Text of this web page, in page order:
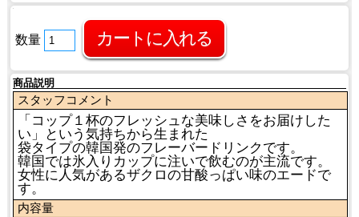
数量
商品説明
スタッフコメント
「コップ１杯のフレッシュな美味しさをお届けした
い」という気持ちから生まれた
袋タイプの韓国発のフレーバードリンクです。
韓国では氷入りカップに注いで飲むのが主流です。
女性に人気があるザクロの甘酸っぱい味のエードで
す。
内容量